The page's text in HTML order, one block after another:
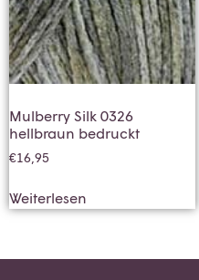
Mulberry Silk 0326
hellbraun bedruckt
€16,95
Weiterlesen